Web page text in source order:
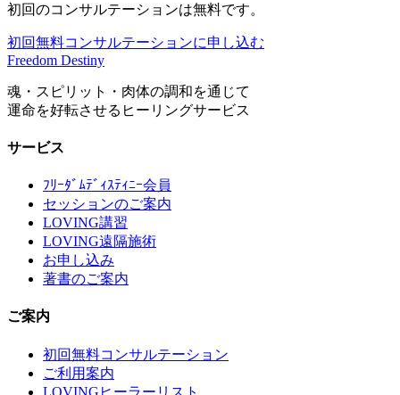
初回のコンサルテーションは無料です。
初回無料コンサルテーションに申し込む
Freedom Destiny
魂・スピリット・肉体の調和を通じて
運命を好転させるヒーリングサービス
サービス
ﾌﾘｰﾀﾞﾑﾃﾞｨｽﾃｨﾆｰ会員
セッションのご案内
LOVING講習
LOVING遠隔施術
お申し込み
著書のご案内
ご案内
初回無料コンサルテーション
ご利用案内
LOVINGヒーラーリスト